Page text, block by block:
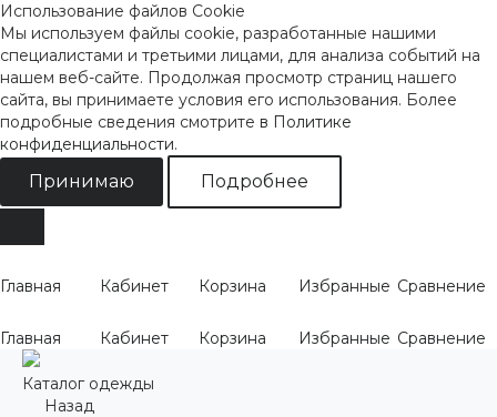
Использование файлов Cookie
Мы используем файлы cookie, разработанные нашими
специалистами и третьими лицами, для анализа событий на
нашем веб-сайте. Продолжая просмотр страниц нашего
сайта, вы принимаете условия его использования. Более
подробные сведения смотрите в Политике
конфиденциальности.
Принимаю Подробнее
Главная Кабинет Корзина Избранные Сравнение
Главная Кабинет Корзина Избранные Сравнение
Каталог одежды
Назад